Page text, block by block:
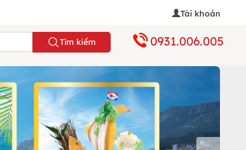
Tài khoản
Tìm kiếm 0931.006.005